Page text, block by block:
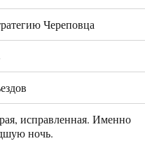
Череповца
исправленная. Именно
ночь.